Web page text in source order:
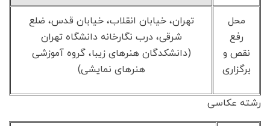
محل
رفع
نقص و
برگزاری
تهران، خیابان انقلاب، خیابان قدس، ضلع
شرقی، درب نگارخانه دانشگاه تهران
(دانشکدگان هنرهای زیبا، گروه آموزشی
هنرهای نمایشی)
رشته عکاسی